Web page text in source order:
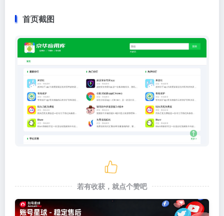
首页截图
若有收获，就点个赞吧